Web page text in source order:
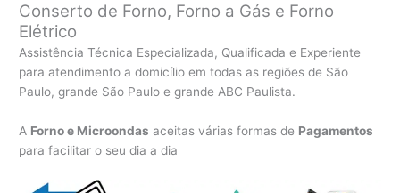
Conserto de Forno, Forno a Gás e Forno
Elétrico
Assistência Técnica Especializada, Qualificada e Experiente
para atendimento a domicílio em todas as regiões de São
Paulo, grande São Paulo e grande ABC Paulista.
A Forno e Microondas aceitas várias formas de Pagamentos
para facilitar o seu dia a dia